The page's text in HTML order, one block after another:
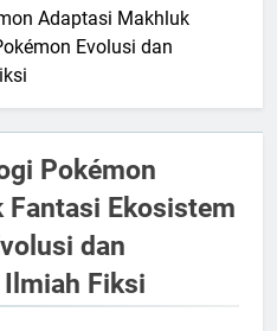
Adaptasi Makhluk
Evolusi dan
Pokémon
Ekosistem
dan
Fiksi